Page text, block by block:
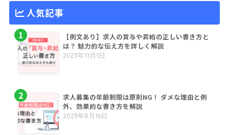
人気記事
【例文あり】求人の賞与や昇給の正しい書き方と
は？ 魅力的な伝え方を詳しく解説
2023年11月1日
求人募集の年齢制限は原則NG！ ダメな理由と例
外、効果的な書き方を解説
2023年8月16日